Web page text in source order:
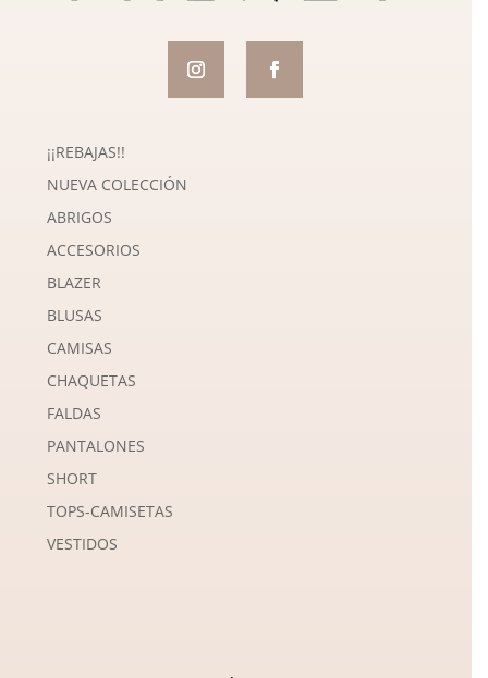
¡¡REBAJAS!!
NUEVA COLECCIÓN
ABRIGOS
ACCESORIOS
BLAZER
BLUSAS
CAMISAS
CHAQUETAS
FALDAS
PANTALONES
SHORT
TOPS-CAMISETAS
VESTIDOS